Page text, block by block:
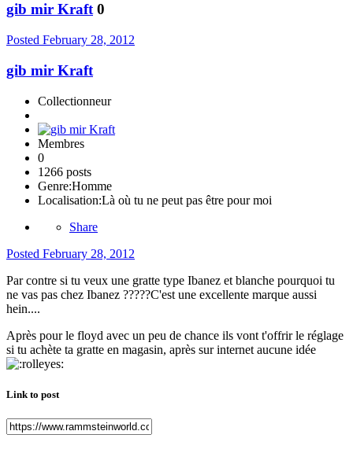
gib mir Kraft 0
Posted February 28, 2012
gib mir Kraft
Collectionneur
Membres
0
1266 posts
Genre:Homme
Localisation:Là où tu ne peut pas être pour moi
Share
Posted February 28, 2012
Par contre si tu veux une gratte type Ibanez et blanche pourquoi tu
ne vas pas chez Ibanez ?????C'est une excellente marque aussi
hein....
Après pour le floyd avec un peu de chance ils vont t'offrir le réglage
si tu achète ta gratte en magasin, après sur internet aucune idée
Link to post